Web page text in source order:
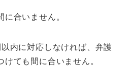
合いません。
内に対応しなければ、弁護
ても間に合いません。